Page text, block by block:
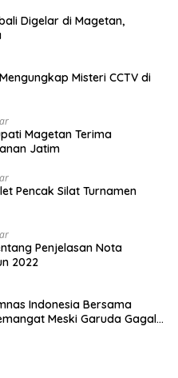
Digelar di Magetan,
Misteri CCTV di
Magetan Terima
Jatim
Pencak Silat Turnamen
Penjelasan Nota
2022
Indonesia Bersama
Meski Garuda Gagal